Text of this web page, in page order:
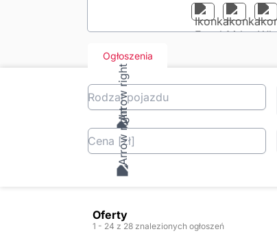
Ogłoszenia
Rodzaj pojazdu
Cena [zł]
Oferty
1 - 24 z 28 znalezionych ogłoszeń